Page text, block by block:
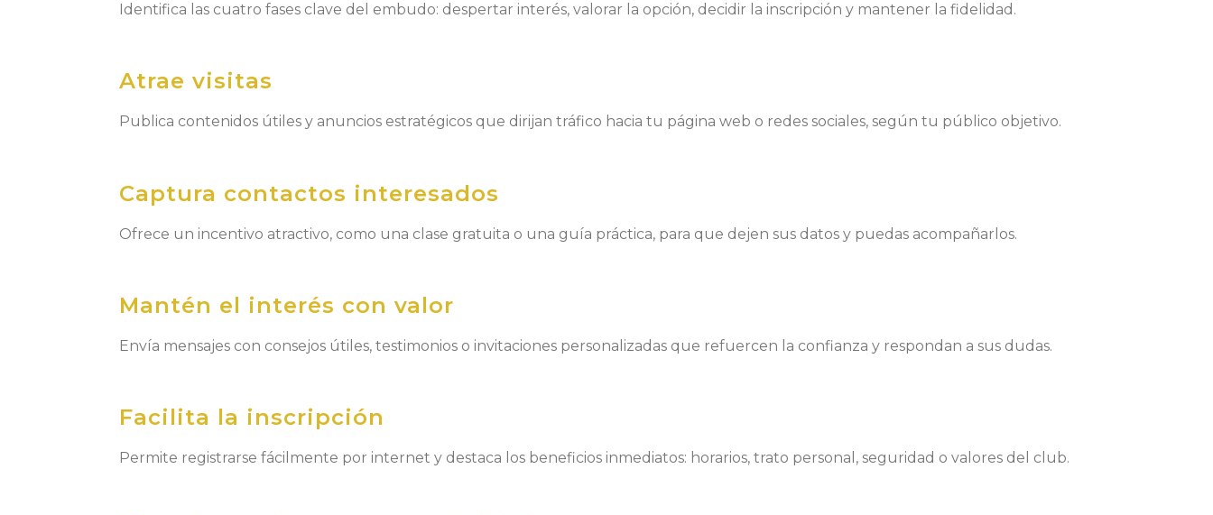
Identifica las cuatro fases clave del embudo: despertar interés, valorar la opción, decidir la inscripción y mantener la fidelidad.
Atrae visitas
Publica contenidos útiles y anuncios estratégicos que dirijan tráfico hacia tu página web o redes sociales, según tu público objetivo.
Captura contactos interesados
Ofrece un incentivo atractivo, como una clase gratuita o una guía práctica, para que dejen sus datos y puedas acompañarlos.
Mantén el interés con valor
Envía mensajes con consejos útiles, testimonios o invitaciones personalizadas que refuercen la confianza y respondan a sus dudas.
Facilita la inscripción
Permite registrarse fácilmente por internet y destaca los beneficios inmediatos: horarios, trato personal, seguridad o valores del club.